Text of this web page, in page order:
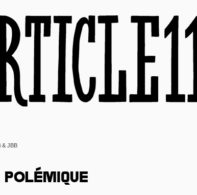
& JBB
POLÉMIQUE